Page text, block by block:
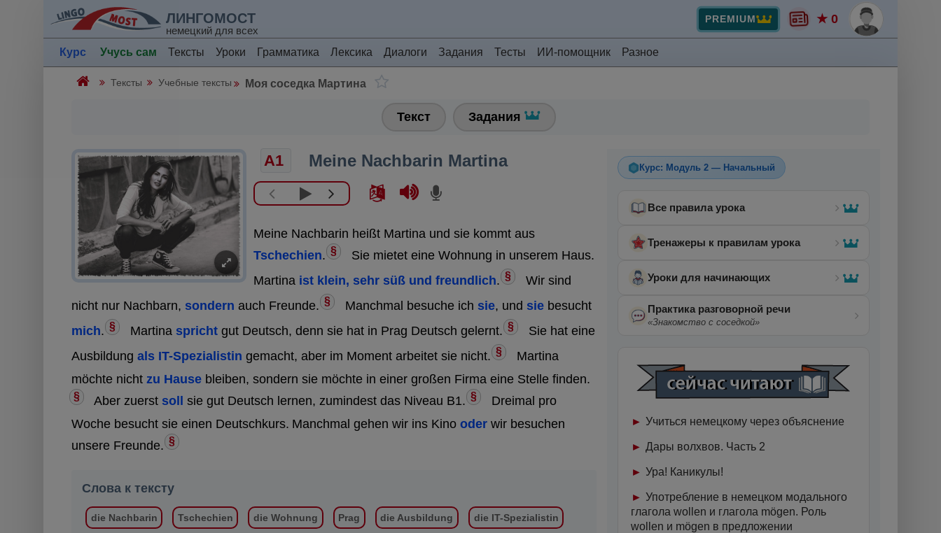
ЛИНГОМОСТ
немецкий для всех
PREMIUM ★ 0
Курс Учусь сам Тексты Уроки Грамматика Лексика Диалоги Задания Тесты ИИ-помощник Разное
Тексты Учебные тексты Моя соседка Мартина
Текст Задания
A1 Meine Nachbarin Martina
Meine Nachbarin heißt Martina und sie kommt aus
Tschechien. §
Sie mietet eine Wohnung in unserem Haus.
Martina ist klein, sehr süß und freundlich. §
Wir sind
nicht nur Nachbarn, sondern auch Freunde. § Manchmal besuche ich sie, und sie besucht
mich. § Martina spricht gut Deutsch, denn sie hat in Prag Deutsch gelernt. §
Sie hat eine
Ausbildung als IT-Spezialistin gemacht, aber im Moment arbeitet sie nicht. §
Martina
möchte nicht zu Hause bleiben, sondern sie möchte in einer großen Firma eine Stelle finden.
§ Aber zuerst soll sie gut Deutsch lernen, zumindest das Niveau B1. §
Dreimal pro
Woche besucht sie einen Deutschkurs. Manchmal gehen wir ins Kino oder wir besuchen
unsere Freunde. §
Слова к тексту
die Nachbarin Tschechien die Wohnung Prag die Ausbildung die IT-Spezialistin
Курс: Модуль 2 — Начальный
Все правила урока
Тренажеры к правилам урока
Уроки для начинающих
Практика разговорной речи
«Знакомство с соседкой»
Учиться немецкому через объяснение
Дары волхвов. Часть 2
Ура! Каникулы!
Употребление в немецком модального
глагола wollen и глагола mögen. Роль
wollen и mögen в предложении